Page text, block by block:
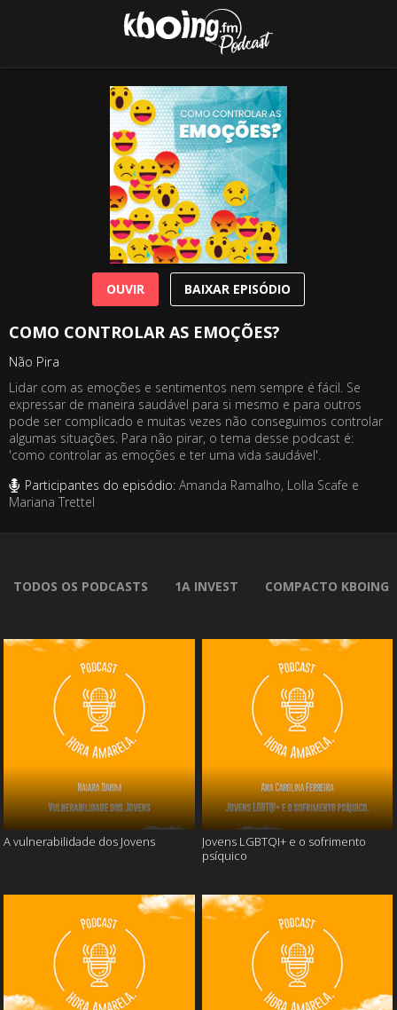
COMO CONTROLAR AS EMOÇÕES?
Não Pira
Lidar com as emoções e sentimentos nem sempre é fácil. Se
expressar de maneira saudável para si mesmo e para outros
pode ser complicado e muitas vezes não conseguimos controlar
algumas situações. Para não pirar, o tema desse podcast é:
'como controlar as emoções e ter uma vida saudável'.
Participantes do episódio: Amanda Ramalho, Lolla Scafe e
Mariana Trettel
OUVIR BAIXAR EPISÓDIO
TODOS OS PODCASTS 1A INVEST COMPACTO KBOING
A vulnerabilidade dos Jovens
Jovens LGBTQI+ e o sofrimento
psíquico